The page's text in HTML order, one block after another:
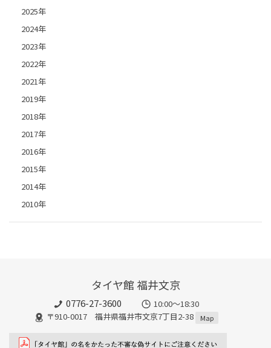
2025年
2024年
2023年
2022年
2021年
2019年
2018年
2017年
2016年
2015年
2014年
2010年
タイヤ館 福井文京
0776-27-3600
10:00～18:30
〒910-0017 福井県福井市文京7丁目2-38
Map